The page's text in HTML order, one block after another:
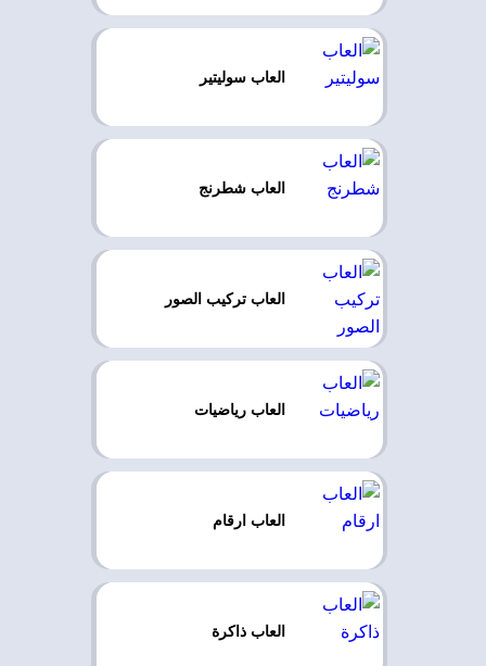
العاب سوليتير
العاب شطرنج
العاب تركيب الصور
العاب رياضيات
العاب ارقام
العاب ذاكرة